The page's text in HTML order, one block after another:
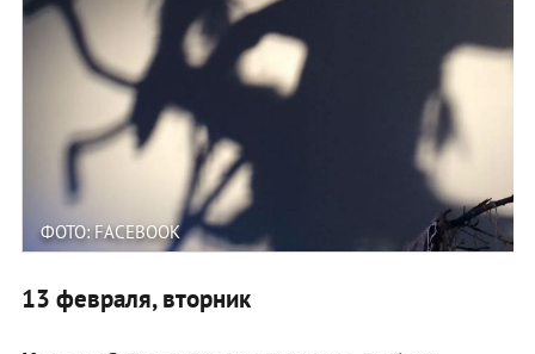
ФОТО: FACEBOOK
13 февраля, вторник